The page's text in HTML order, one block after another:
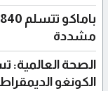
مشددة
الصحة العالمية:
الكونغو